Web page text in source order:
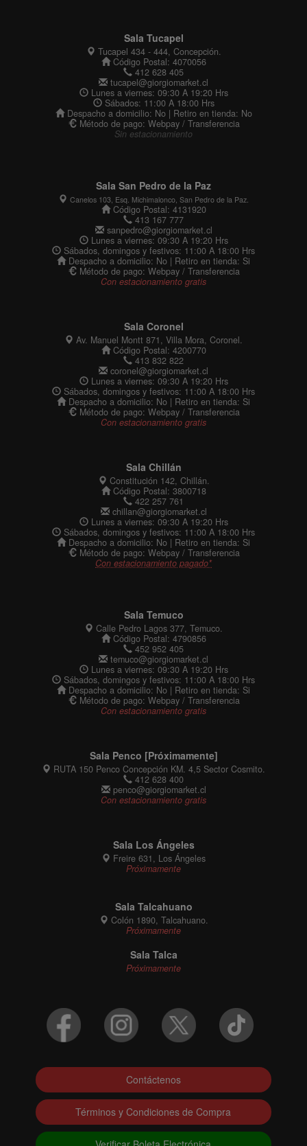
Sala Tucapel
Tucapel 434 - 444, Concepción.
Código Postal: 4070056
412 628 405
tucapel@giorgiomarket.cl
Lunes a viernes: 09:30 A 19:20 Hrs
Sábados: 11:00 A 18:00 Hrs
Despacho a domicilio: No | Retiro en tienda: No
Método de pago: Webpay / Transferencia
Sin estacionamiento
Sala San Pedro de la Paz
Canelos 103, Esq. Michimalonco, San Pedro de la Paz.
Código Postal: 4131920
413 167 777
sanpedro@giorgiomarket.cl
Lunes a viernes: 09:30 A 19:20 Hrs
Sábados, domingos y festivos: 11:00 A 18:00 Hrs
Despacho a domicilio: No | Retiro en tienda: Si
Método de pago: Webpay / Transferencia
Con estacionamiento gratis
Sala Coronel
Av. Manuel Montt 871, Villa Mora, Coronel.
Código Postal: 4200770
413 832 822
coronel@giorgiomarket.cl
Lunes a viernes: 09:30 A 19:20 Hrs
Sábados, domingos y festivos: 11:00 A 18:00 Hrs
Despacho a domicilio: No | Retiro en tienda: Si
Método de pago: Webpay / Transferencia
Con estacionamiento gratis
Sala Chillán
Constitución 142, Chillán.
Código Postal: 3800718
422 257 761
chillan@giorgiomarket.cl
Lunes a viernes: 09:30 A 19:20 Hrs
Sábados, domingos y festivos: 11:00 A 18:00 Hrs
Despacho a domicilio: No | Retiro en tienda: Si
Método de pago: Webpay / Transferencia
Con estacionamiento pagado*
Sala Temuco
Calle Pedro Lagos 377, Temuco.
Código Postal: 4790856
452 952 405
temuco@giorgiomarket.cl
Lunes a viernes: 09:30 A 19:20 Hrs
Sábados, domingos y festivos: 11:00 A 18:00 Hrs
Despacho a domicilio: No | Retiro en tienda: Si
Método de pago: Webpay / Transferencia
Con estacionamiento gratis
Sala Penco [Próximamente]
RUTA 150 Penco Concepción KM. 4,5 Sector Cosmito.
412 628 400
penco@giorgiomarket.cl
Con estacionamiento gratis
Sala Los Ángeles
Freire 631, Los Ángeles
Próximamente
Sala Talcahuano
Colón 1890, Talcahuano.
Próximamente
Sala Talca
Próximamente
Contáctenos
Términos y Condiciones de Compra